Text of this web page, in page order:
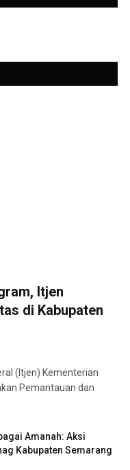
Itjen
di Kabupaten
(Itjen) Kementerian
Pemantauan dan
Amanah: Aksi
Kabupaten Semarang